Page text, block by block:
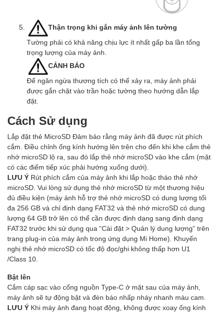
Thận trọng khi gắn máy ảnh lên tường
Tường phải có khả năng chịu lực ít nhất gấp ba lần tổng
trọng lượng của máy ảnh.
CẢNH BÁO
Để ngăn ngừa thương tích có thể xảy ra, máy ảnh phải
được gắn chặt vào trần hoặc tường theo hướng dẫn lắp
đặt.
Cách Sử dụng
Lắp đặt thẻ MicroSD Đảm bảo rằng máy ảnh đã được rút phích
cắm. Điều chỉnh ống kính hướng lên trên cho đến khi khe cắm thẻ
nhớ microSD lộ ra, sau đó lắp thẻ nhớ microSD vào khe cắm (mặt
có các điểm tiếp xúc phải hướng xuống dưới).
LƯU Ý Rút phích cắm của máy ảnh khi lắp hoặc tháo thẻ nhớ
microSD. Vui lòng sử dụng thẻ nhớ microSD từ một thương hiệu
đủ điều kiện (máy ảnh hỗ trợ thẻ nhớ microSD có dung lượng tối
đa 256 GB và chỉ định dạng FAT32 và thẻ nhớ microSD có dung
lượng 64 GB trở lên có thể cần được định dạng sang định dạng
FAT32 trước khi sử dụng qua “Cài đặt > Quản lý dung lượng” trên
trang plug-in của máy ảnh trong ứng dụng Mi Home). Khuyến
nghị thẻ nhớ microSD có tốc độ đọc/ghi không thấp hơn U1
/Class 10.
Bật lên
Cắm cáp sạc vào cổng nguồn Type-C ở mặt sau của máy ảnh,
máy ảnh sẽ tự động bật và đèn báo nhấp nháy nhanh màu cam.
LƯU Ý Khi máy ảnh đang hoạt động, không được xoay ống kính